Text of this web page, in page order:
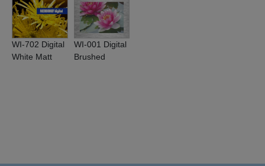
WI-702 Digital
White Matt
WI-001 Digital
Brushed